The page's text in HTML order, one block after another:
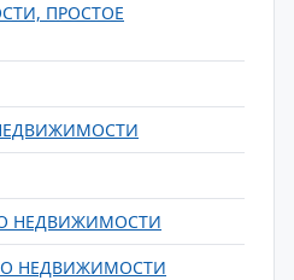
ПРОСТОЕ
НЕДВИЖИМОСТИ
НЕДВИЖИМОСТИ